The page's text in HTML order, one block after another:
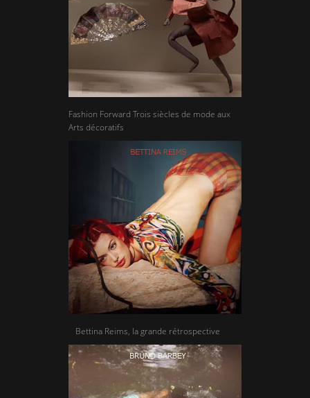
Fashion Forward Trois siècles de mode aux
Arts décoratifs
Bettina Reims, la grande rétrospective